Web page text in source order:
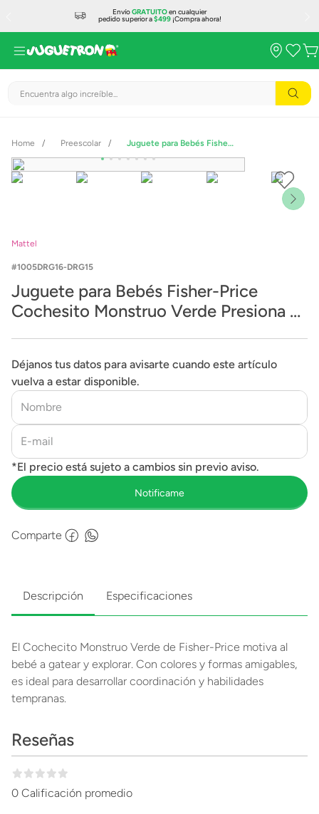
EnvíoGRATUITOen cualquier
pedido superior a$499¡Compra ahora!
Encuentra algo increíble...
Preescolar Juguete para Bebés Fisher-Price Cochesito Monstruo Verde Presiona y Persigue
Mattel
1005DRG16-DRG15
Juguete para Bebés Fisher-Price
Cochesito Monstruo Verde Presiona y
Déjanos tus datos para avisarte cuando este artículo
vuelva a estar disponible.
Comparte
Descripción Especificaciones
El Cochecito Monstruo Verde de Fisher-Price motiva al
bebé a gatear y explorar. Con colores y formas amigables,
es ideal para desarrollar coordinación y habilidades
tempranas.
Reseñas
0 Calificación promedio